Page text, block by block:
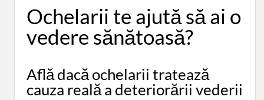
Ochelarii te ajută să ai o
vedere sănătoasă?
Află dacă ochelarii tratează
cauza reală a deteriorării vederii